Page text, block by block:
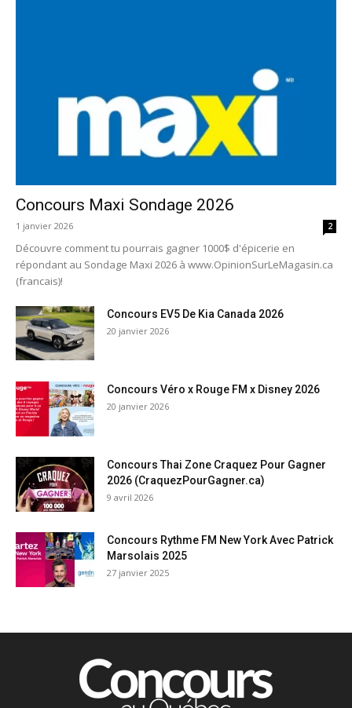
Concours Maxi Sondage 2026
1 janvier 2026 2
Découvre comment tu pourrais gagner 1000$ d'épicerie en
répondant au Sondage Maxi 2026 à www.OpinionSurLeMagasin.ca
(francais)!
Concours EV5 De Kia Canada 2026
20 janvier 2026
Concours Véro x Rouge FM x Disney 2026
20 janvier 2026
Concours Thai Zone Craquez Pour Gagner
2026 (CraquezPourGagner.ca)
9 avril 2026
Concours Rythme FM New York Avec Patrick
Marsolais 2025
27 janvier 2025